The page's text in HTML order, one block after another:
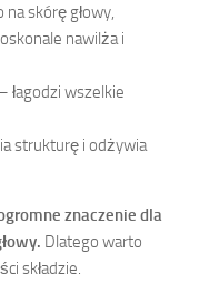
skórę głowy,
nawilża i
łagodzi wszelkie
strukturę i odżywia
znaczenie dla
Dlatego warto
składzie.